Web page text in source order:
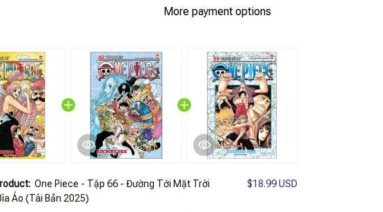
More payment options
One Piece - Tập 66 - Đường Tới Mặt Trời
Áo (Tái Bản 2025)
$18.99 USD